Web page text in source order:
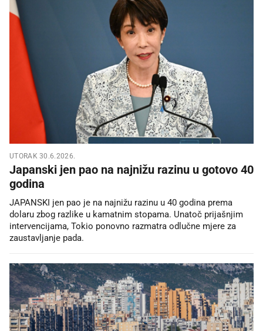
UTORAK 30.6.2026.
Japanski jen pao na najnižu razinu u gotovo 40
godina
JAPANSKI jen pao je na najnižu razinu u 40 godina prema
dolaru zbog razlike u kamatnim stopama. Unatoč prijašnjim
intervencijama, Tokio ponovno razmatra odlučne mjere za
zaustavljanje pada.